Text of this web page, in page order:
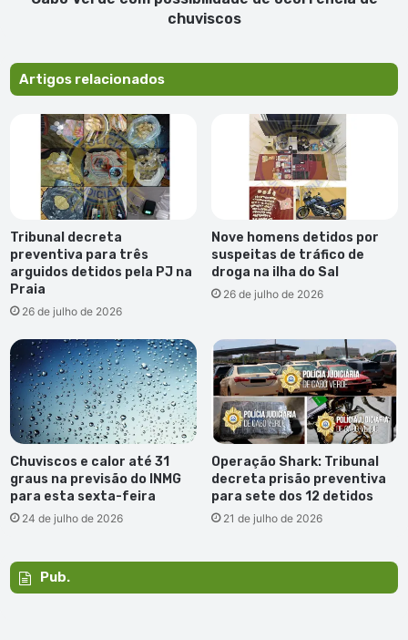
chuviscos
Artigos relacionados
Tribunal decreta
preventiva para três
arguidos detidos pela PJ na
Praia
26 de julho de 2026
Nove homens detidos por
suspeitas de tráfico de
droga na ilha do Sal
26 de julho de 2026
Chuviscos e calor até 31
graus na previsão do INMG
para esta sexta-feira
24 de julho de 2026
Operação Shark: Tribunal
decreta prisão preventiva
para sete dos 12 detidos
21 de julho de 2026
Pub.